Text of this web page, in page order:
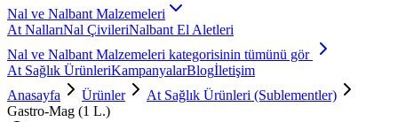
Nal ve Nalbant Malzemeleri
At NallarıNal ÇivileriNalbant El Aletleri
Nal ve Nalbant Malzemeleri kategorisinin tümünü gör
At Sağlık ÜrünleriKampanyalarBlogİletişim
Anasayfa
Ürünler
At Sağlık Ürünleri (Sublementler)
Gastro-Mag (1 L.)